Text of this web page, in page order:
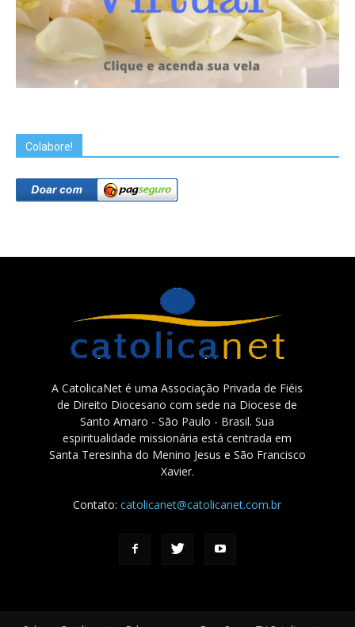
Colabore!
A CatolicaNet é uma Associação Privada de Fiéis
de Direito Diocesano com sede na Diocese de
Santo Amaro - São Paulo - Brasil. Sua
espiritualidade missionária está centrada em
Santa Teresinha do Menino Jesus e São Francisco
Xavier.
Contato:catolicanet@catolicanet.com.br